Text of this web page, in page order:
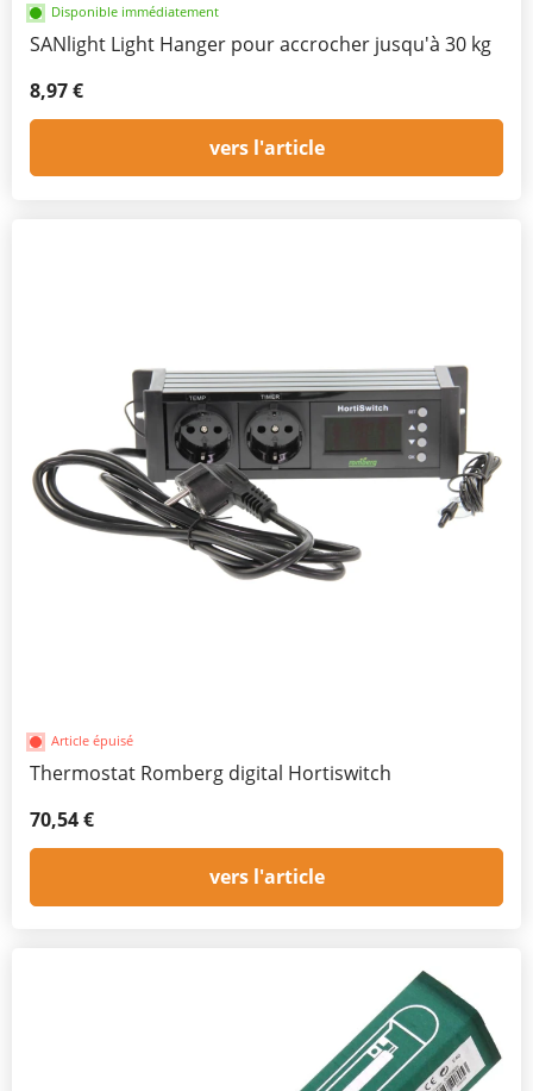
Disponible immédiatement
SANlight Light Hanger pour accrocher jusqu'à 30 kg
8,97 €
vers l'article
Article épuisé
Thermostat Romberg digital Hortiswitch
70,54 €
vers l'article